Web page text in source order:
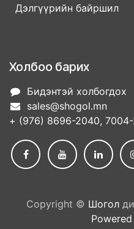
Дэлгүүрийн
Холбоо барих
Бидэнтэй холбогдох
sales@shogol.mn
+ (976) 8696-2040,
Copyright © Шогол